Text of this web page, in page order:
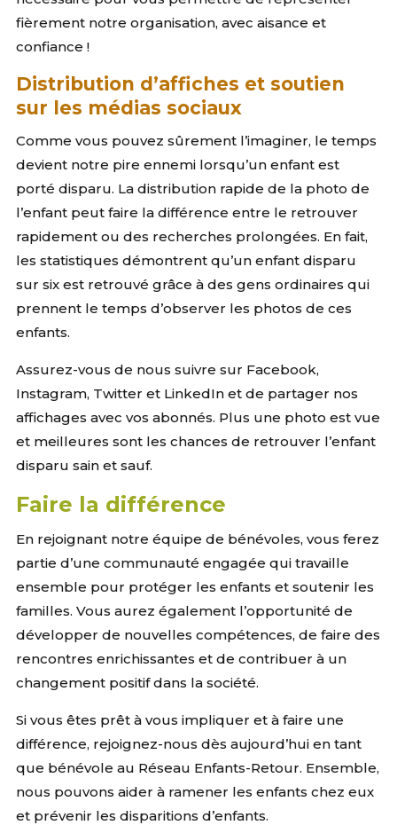
fièrement notre organisation, avec aisance et
confiance !
Distribution d’affiches et soutien
sur les médias sociaux
Comme vous pouvez sûrement l’imaginer, le temps
devient notre pire ennemi lorsqu’un enfant est
porté disparu. La distribution rapide de la photo de
l’enfant peut faire la différence entre le retrouver
rapidement ou des recherches prolongées. En fait,
les statistiques démontrent qu’un enfant disparu
sur six est retrouvé grâce à des gens ordinaires qui
prennent le temps d’observer les photos de ces
enfants.
Assurez-vous de nous suivre sur Facebook,
Instagram, Twitter et LinkedIn et de partager nos
affichages avec vos abonnés. Plus une photo est vue
et meilleures sont les chances de retrouver l’enfant
disparu sain et sauf.
Faire la différence
En rejoignant notre équipe de bénévoles, vous ferez
partie d’une communauté engagée qui travaille
ensemble pour protéger les enfants et soutenir les
familles. Vous aurez également l’opportunité de
développer de nouvelles compétences, de faire des
rencontres enrichissantes et de contribuer à un
changement positif dans la société.
Si vous êtes prêt à vous impliquer et à faire une
différence, rejoignez-nous dès aujourd’hui en tant
que bénévole au Réseau Enfants-Retour. Ensemble,
nous pouvons aider à ramener les enfants chez eux
et prévenir les disparitions d’enfants.